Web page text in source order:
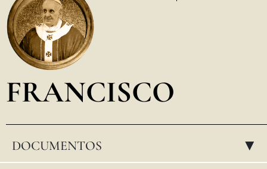
POLSKI
FRANCISCO
DOCUMENTOS ▸